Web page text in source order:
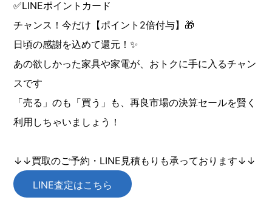
✅LINEポイントカード
チャンス！今だけ【ポイント2倍付与】🎁
日頃の感謝を込めて還元！✨
あの欲しかった家具や家電が、おトクに手に入るチャン
スです
「売る」のも「買う」も、再良市場の決算セールを賢く
利用しちゃいましょう！
↓↓買取のご予約・LINE見積もりも承っております↓↓
LINE査定はこちら